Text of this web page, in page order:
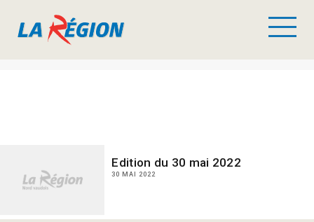
Edition du 30 mai 2022
30 MAI 2022